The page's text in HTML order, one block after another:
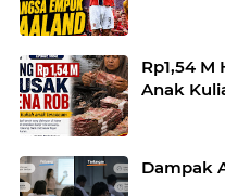
Rp1,54
Anak
Dampak